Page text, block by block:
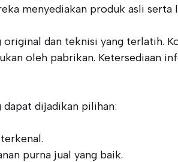
menyediakan produk asli serta
dan teknisi yang terlatih.
oleh pabrikan. Ketersediaan
dijadikan pilihan:
purna jual yang baik.